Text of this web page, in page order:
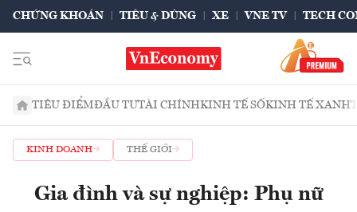
CHỨNG KHOÁN TIÊU & DÙNG XE VNE TV TECH
TIÊU ĐIỂMĐẦU TƯTÀI CHÍNHKINH TẾ SỐKINH TẾ XANH
KINH DOANH THẾ GIỚI
Gia đình và sự nghiệp: Phụ nữ